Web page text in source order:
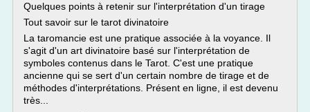
Quelques points à retenir sur l'interprétation d'un tirage
Tout savoir sur le tarot divinatoire
La taromancie est une pratique associée à la voyance. Il
s'agit d'un art divinatoire basé sur l'interprétation de
symboles contenus dans le Tarot. C'est une pratique
ancienne qui se sert d'un certain nombre de tirage et de
méthodes d'interprétations. Présent en ligne, il est devenu
très...